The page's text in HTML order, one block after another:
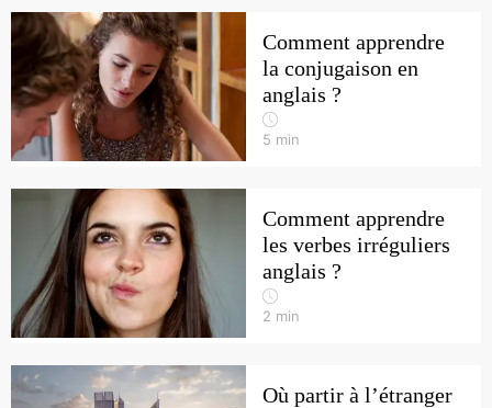
Comment apprendre
la conjugaison en
anglais ?
5 min
Comment apprendre
les verbes irréguliers
anglais ?
2 min
Où partir à l’étranger